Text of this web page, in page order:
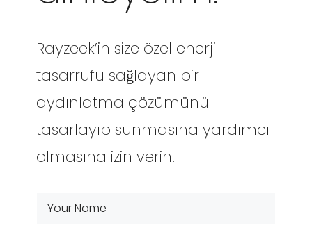
Rayzeek’in size özel enerji
tasarrufu sağlayan bir
aydınlatma çözümünü
tasarlayıp sunmasına yardımcı
olmasına izin verin.